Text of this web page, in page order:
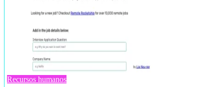
Recursos humanos